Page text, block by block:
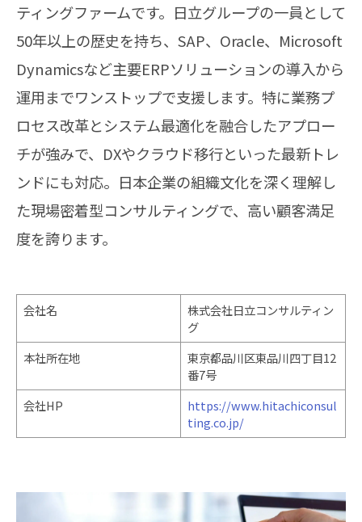
ティングファームです。日立グループの一員として
50年以上の歴史を持ち、SAP、Oracle、Microsoft
Dynamicsなど主要ERPソリューションの導入から
運用までワンストップで支援します。特に業務プ
ロセス改革とシステム最適化を融合したアプロー
チが強みで、DXやクラウド移行といった最新トレ
ンドにも対応。日本企業の組織文化を深く理解し
た現場密着型コンサルティングで、高い顧客満足
度を誇ります。
会社名
株式会社日立コンサルティン
グ
本社所在地
東京都品川区東品川四丁目12
番7号
会社HP
https://www.hitachiconsul
ting.co.jp/